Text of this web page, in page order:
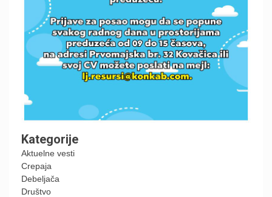
Kategorije
Aktuelne vesti
Crepaja
Debeljača
Društvo